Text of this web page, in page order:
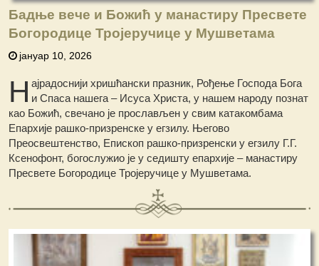
Бадње вече и Божић у манастиру Пресвете
Богородице Тројеручице у Мушветама
јануар 10, 2026
Н ајрадоснији хришћански празник, Рођење Господа Бога
и Спаса нашега – Исуса Христа, у нашем народу познат
као Божић, свечано је прослављен у свим катакомбама
Епархије рашко-призренске у егзилу. Његово
Преосвештенство, Епископ рашко-призренски у егзилу Г.Г.
Ксенофонт, богослужио је у седишту епархије – манастиру
Пресвете Богородице Тројеручице у Мушветама.